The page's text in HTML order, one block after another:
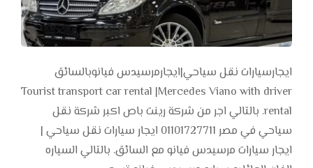
ايجارسيارات نقل سياحي|ايجارمرسيدس فيانوبالسائق
Tourist transport car rental |Mercedes Viano with driver
rental. بالتالي اجر من شركة رينت باص اكبر شركة نقل
سياحي في مصر 01101727711 ايجار سيارات نقل سياحي |
ايجار سيارات مرسيدس فيانو مع السائق. بالتالي السياره